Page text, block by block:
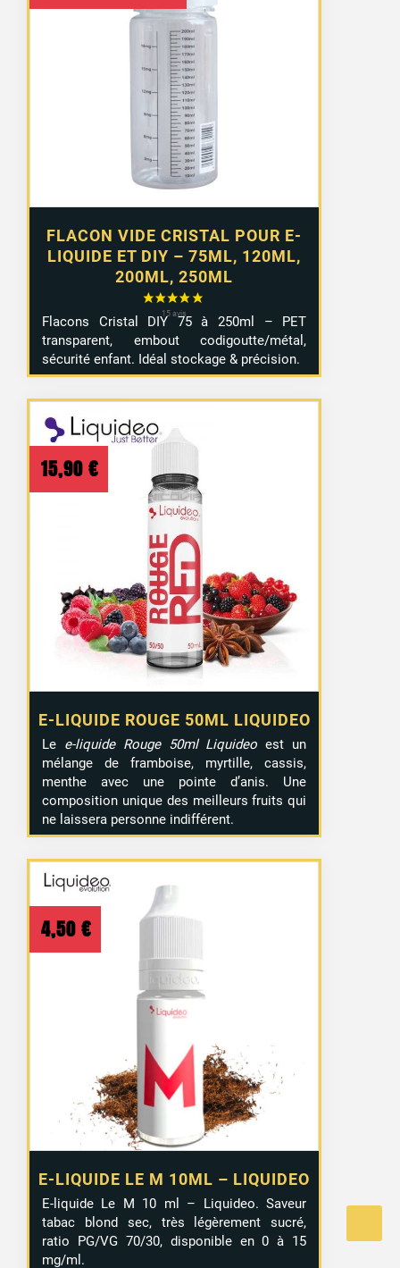
FLACON VIDE CRISTAL POUR E-
LIQUIDE ET DIY – 75ML, 120ML,
200ML, 250ML
de
prix :
2,99 €
à
4,99 €
Flacons Cristal DIY 75 à 250ml – PET
transparent, embout codigoutte/métal,
sécurité enfant. Idéal stockage & précision.
E-LIQUIDE ROUGE 50ML LIQUIDEO
15,90 €
Le e-liquide Rouge 50ml Liquideo est un
mélange de framboise, myrtille, cassis,
menthe avec une pointe d’anis. Une
composition unique des meilleurs fruits qui
ne laissera personne indifférent.
E-LIQUIDE LE M 10ML – LIQUIDEO
4,50 €
E-liquide Le M 10 ml – Liquideo. Saveur
tabac blond sec, très légèrement sucré,
ratio PG/VG 70/30, disponible en 0 à 15
mg/ml.